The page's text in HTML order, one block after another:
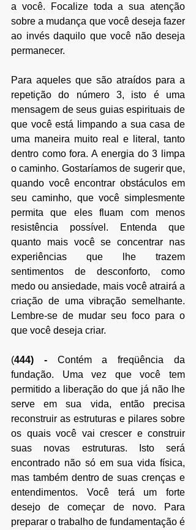
a você. Focalize toda a sua atenção
sobre a mudança que você deseja fazer
ao invés daquilo que você não deseja
permanecer.
Para aqueles que são atraídos para a
repetição do número 3, isto é uma
mensagem de seus guias espirituais de
que você está limpando a sua casa de
uma maneira muito real e literal, tanto
dentro como fora. A energia do 3 limpa
o caminho. Gostaríamos de sugerir que,
quando você encontrar obstáculos em
seu caminho, que você simplesmente
permita que eles fluam com menos
resistência possível. Entenda que
quanto mais você se concentrar nas
experiências que lhe trazem
sentimentos de desconforto, como
medo ou ansiedade, mais você atrairá a
criação de uma vibração semelhante.
Lembre-se de mudar seu foco para o
que você deseja criar.
(444) - Contém a freqüência da
fundação. Uma vez que você tem
permitido a liberação do que já não lhe
serve em sua vida, então precisa
reconstruir as estruturas e pilares sobre
os quais você vai crescer e construir
suas novas estruturas. Isto será
encontrado não só em sua vida física,
mas também dentro de suas crenças e
entendimentos. Você terá um forte
desejo de começar de novo. Para
preparar o trabalho de fundamentação é